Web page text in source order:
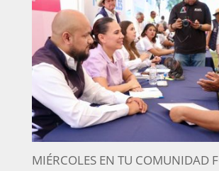
MIÉRCOLES EN TU COMUNIDAD